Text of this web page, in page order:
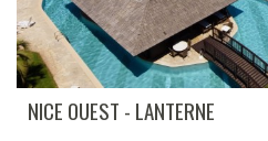
NICE OUEST - LANTERNE